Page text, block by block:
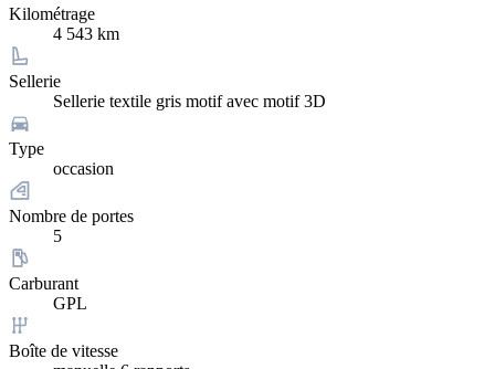
Kilométrage
4 543 km
Sellerie
Sellerie textile gris motif avec motif 3D
Type
occasion
Nombre de portes
5
Carburant
GPL
Boîte de vitesse